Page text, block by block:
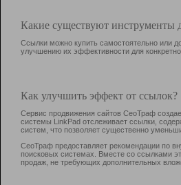
Какие существуют инструменты
Ссылки можно купить самостоятельно или
улучшению их эффективности для
Как улучшить эффект от ссылок?
Сервис продвижения сайтов СеоТраф
системы LinkPad отслеживает ссылки,
систем, что позволяет существенно
СеоТраф предоставляет рекомендации по
поисковых системах. Вместе со ссылками
продаж, не требующих дополнительных